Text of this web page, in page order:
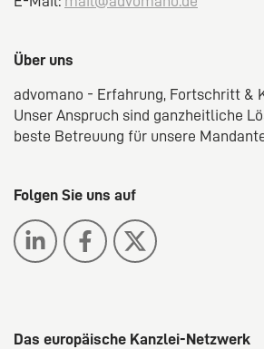
Über uns
advomano - Erfahrung, Fortschritt &
Unser Anspruch sind ganzheitliche
beste Betreuung für unsere
Folgen Sie uns auf
Das europäische Kanzlei-Netzwerk